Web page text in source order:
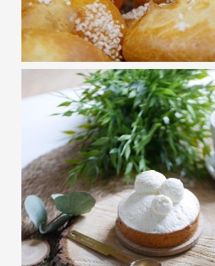
PÂTISSERIES
Tarte Nina